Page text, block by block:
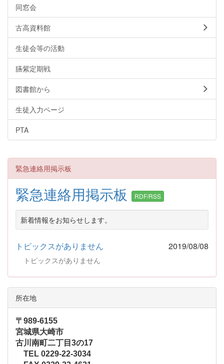
同窓会
古高資料館
生徒会等の活動
臙紫定期戦
図書館から
生徒入力ページ
PTA
緊急連絡用掲示板
緊急連絡用掲示板 RDF/RSS
新着情報をお知らせします。
トピックスがありません 2019/08/08
トピックスがありません
所在地
〒989-6155
宮城県大崎市
古川南町二丁目3の17
TEL 0229-22-3034